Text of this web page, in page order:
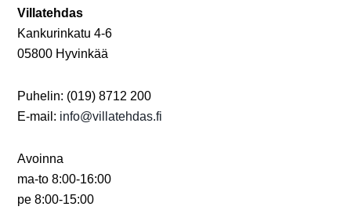
Villatehdas
Kankurinkatu 4-6
05800 Hyvinkää
Puhelin: (019) 8712 200
E-mail: info@villatehdas.fi
Avoinna
ma-to 8:00-16:00
pe 8:00-15:00